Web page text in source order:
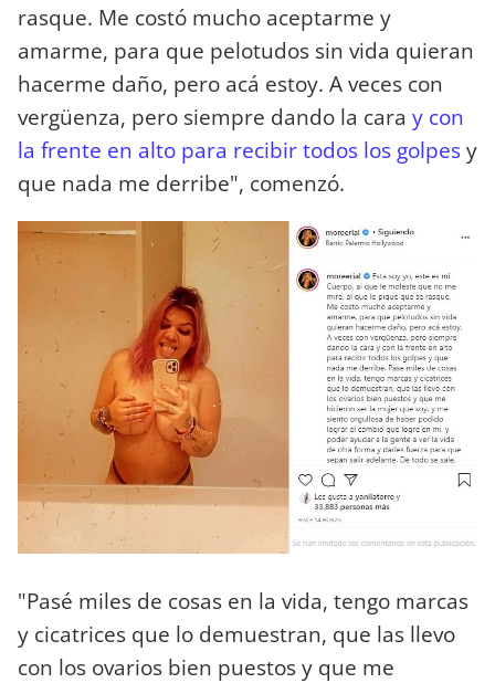
rasque. Me costó mucho aceptarme y
amarme, para que pelotudos sin vida quieran
hacerme daño, pero acá estoy. A veces con
vergüenza, pero siempre dando la cara y con
la frente en alto para recibir todos los golpesy
que nada me derribe", comenzó.
"Pasé miles de cosas en la vida, tengo marcas
y cicatrices que lo demuestran, que las llevo
con los ovarios bien puestos y que me